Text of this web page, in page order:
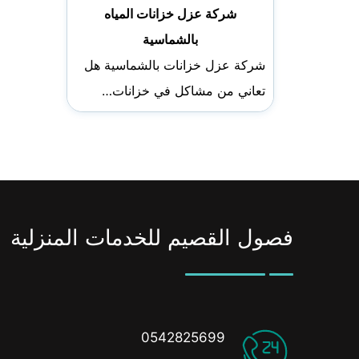
شركة عزل خزانات المياه
بالشماسية
شركة عزل خزانات بالشماسية هل
تعاني من مشاكل في خزانات…
فصول القصيم للخدمات المنزلية
0542825699